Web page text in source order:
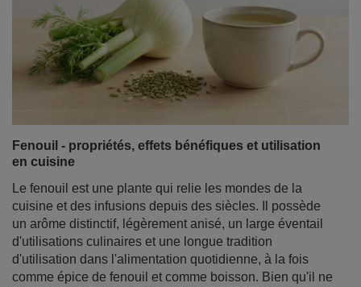
Fenouil - propriétés, effets bénéfiques et utilisation
en cuisine
Le fenouil est une plante qui relie les mondes de la
cuisine et des infusions depuis des siècles. Il possède
un arôme distinctif, légèrement anisé, un large éventail
d'utilisations culinaires et une longue tradition
d'utilisation dans l'alimentation quotidienne, à la fois
comme épice de fenouil et comme boisson. Bien qu'il ne